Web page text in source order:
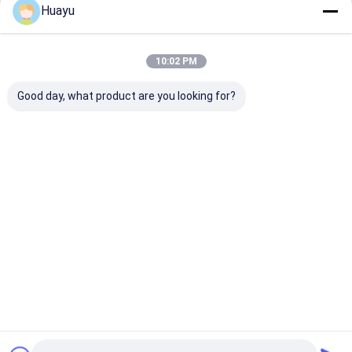
কাস্টম মোল্ডিং মেশিন
Huayu
10:02 PM
Good day, what product are you looking for?